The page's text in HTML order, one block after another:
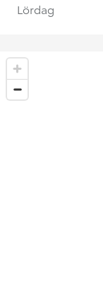
Lördag